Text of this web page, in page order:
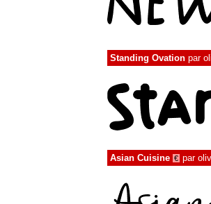
Standing Ovation par
Asian Cuisine € par